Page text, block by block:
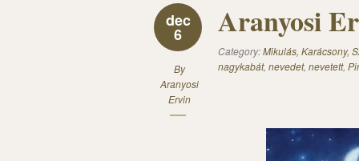
dec
6
By
Aranyosi
Ervin
Aranyosi
Category:Mikulás, Karácsony,
nagykabát, nevedet, nevetett,